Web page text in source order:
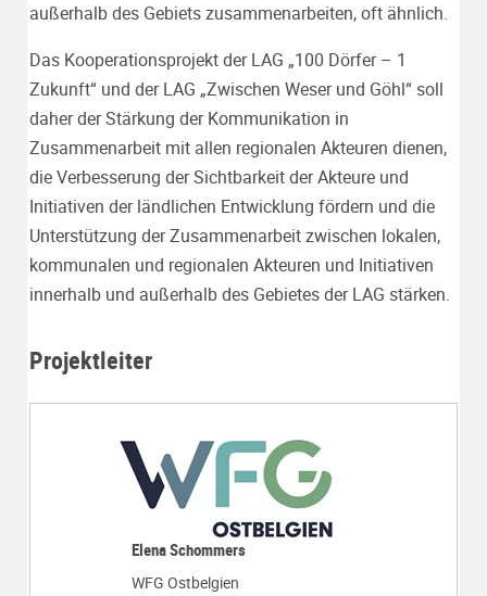
außerhalb des Gebiets zusammenarbeiten, oft ähnlich.
Das Kooperationsprojekt der LAG „100 Dörfer – 1
Zukunft“ und der LAG „Zwischen Weser und Göhl“ soll
daher der Stärkung der Kommunikation in
Zusammenarbeit mit allen regionalen Akteuren dienen,
die Verbesserung der Sichtbarkeit der Akteure und
Initiativen der ländlichen Entwicklung fördern und die
Unterstützung der Zusammenarbeit zwischen lokalen,
kommunalen und regionalen Akteuren und Initiativen
innerhalb und außerhalb des Gebietes der LAG stärken.
Projektleiter
Elena Schommers
WFG Ostbelgien